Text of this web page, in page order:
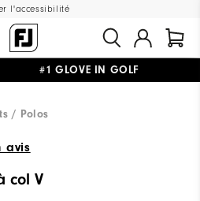
l'accessibilité
#1 GLOVE IN GOLF
Polos
avis
col V